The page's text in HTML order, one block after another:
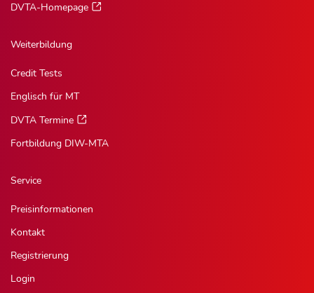
DVTA-Homepage
Weiterbildung
Credit Tests
Englisch für MT
DVTA Termine
Fortbildung DIW-MTA
Service
Preisinformationen
Kontakt
Registrierung
Login